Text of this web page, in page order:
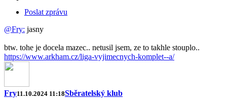
Poslat zprávu
@Fry: jasny
btw. tohe je docela mazec.. netusil jsem, ze to takhle stouplo..
https://www.arkham.cz/liga-vyjimecnych-komplet--a/
Fry11.10.2024 11:18Sběratelský klub